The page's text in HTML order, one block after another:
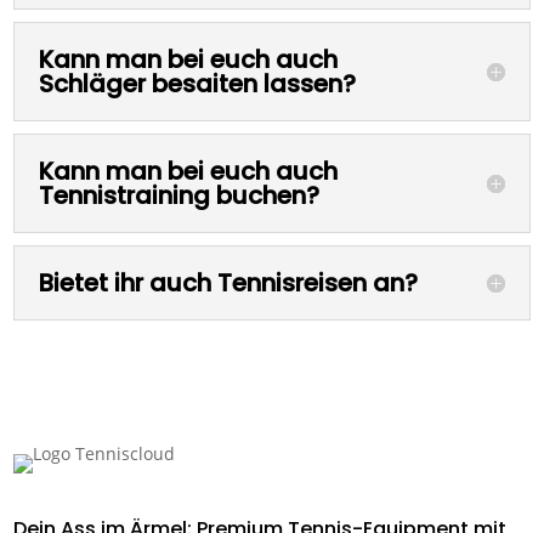
Kann man bei euch auch
Schläger besaiten lassen?
Kann man bei euch auch
Tennistraining buchen?
Bietet ihr auch Tennisreisen an?